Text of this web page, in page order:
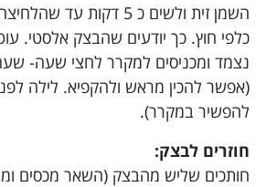
השמן זית ולשים כ 5 דקות
כלפי חוץ. כך יודעים שהבצק אלסטי.
נצמד ומכניסים למקרר לחצי שעה-
(אפשר להכין מראש ולהקפיא. לילה
להפשיר במקרר).
חוזרים לבצק:
חותכים שליש מהבצק (השאר מכסים